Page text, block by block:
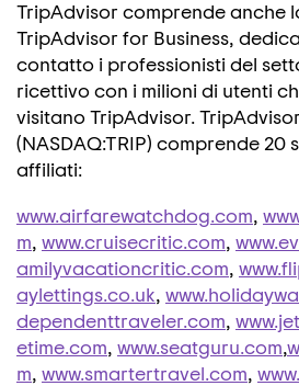
TripAdvisor comprende anche
TripAdvisor for Business,
contatto i professionisti del
ricettivo con i milioni di utenti
visitano TripAdvisor.
(NASDAQ:TRIP) comprende 20
affiliati:
www.airfarewatchdog.com,
m, www.cruisecritic.com,
amilyvacationcritic.com,
aylettings.co.uk,
dependenttraveler.com,
etime.com, www.seatguru.com,
m, www.smartertravel.com,